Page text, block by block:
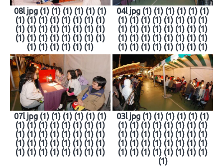
08l jpg (1) (1) (1) (1) (1) (1)
(1) (1) (1) (1) (1) (1) (1) (1)
(1) (1) (1) (1) (1) (1) (1) (1)
(1) (1) (1) (1) (1) (1) (1) (1)
(1) (1) (1) (1) (1) (1)
04l jpg (1) (1) (1) (1) (1) (1)
(1) (1) (1) (1) (1) (1) (1) (1)
(1) (1) (1) (1) (1) (1) (1) (1)
(1) (1) (1) (1) (1) (1) (1) (1)
(1) (1) (1) (1) (1) (1) (1) (1)
07l jpg (1) (1) (1) (1) (1) (1)
(1) (1) (1) (1) (1) (1) (1) (1)
(1) (1) (1) (1) (1) (1) (1) (1)
(1) (1) (1) (1) (1) (1) (1) (1)
(1) (1) (1) (1) (1) (1) (1) (1)
03l jpg (1) (1) (1) (1) (1) (1)
(1) (1) (1) (1) (1) (1) (1) (1)
(1) (1) (1) (1) (1) (1) (1) (1)
(1) (1) (1) (1) (1) (1) (1) (1)
(1) (1) (1) (1) (1) (1) (1) (1)
(1)